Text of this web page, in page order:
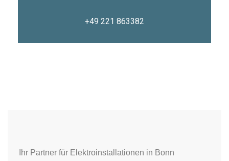
+49 221 863382
Ihr Partner für Elektroinstallationen in Bonn